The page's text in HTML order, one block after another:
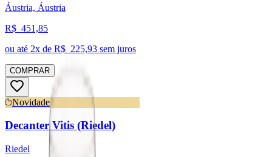
Áustria, Áustria
R$ 451,85
ou até 2x de R$ 225,93 sem juros
COMPRAR
Novidade
Decanter Vitis (Riedel)
Riedel